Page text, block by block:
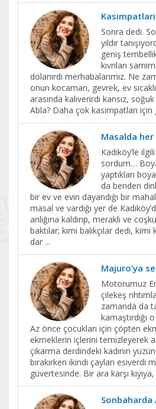
Kasımpatları
Sonra dedi.
yıldır
geniş
kıvrılan
dolanırdı merhabalarımız. Ne
onun kocaman, gevrek, ev
arasında kalıverirdi kansız,
Abla? Daha çok kasımpatları
Masalda
Kadıköy’le
sordum…
yaptıkları
da benden
bir ev ve evin dayandığı bir
masal ve vardığı yer de
anlığına kaldırıp, meraklı ve
baktılar; kimi balıkçılar dedi, kimi
dar ...
Majuro’ya
Motorumuz
çilekeş
zamanda da
kamaştırdığı
Az önce çocukları için çöpten
ekmeklerin içlerini temizleyerek
çıkarma derdindeki kadının
bırakırken ikindi çayları esiverdi
güvertesinde. Bir ara karşı
Sonbaharda